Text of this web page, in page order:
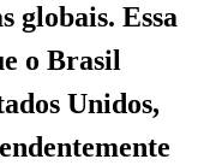
globais. Essa
o Brasil
Unidos,